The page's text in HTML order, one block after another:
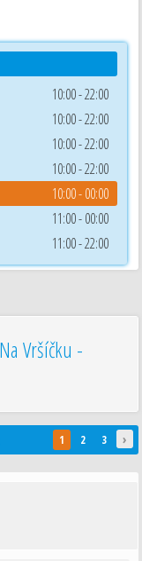
10:00 - 22:00
10:00 - 22:00
10:00 - 22:00
10:00 - 22:00
10:00 - 00:00
11:00 - 00:00
11:00 - 22:00
Na Vršíčku -
1 2 3 ›